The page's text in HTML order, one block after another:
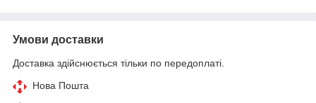
Умови доставки
Доставка здійснюється тільки по передоплаті.
Нова Пошта